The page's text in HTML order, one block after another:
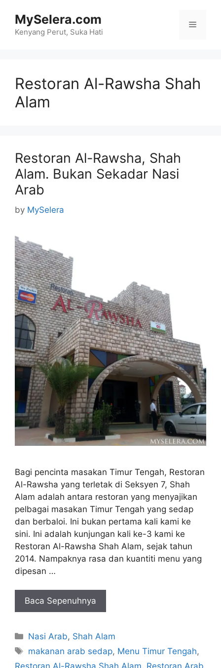
content
MySelera.com
Kenyang Perut, Suka Hati
Menu
Restoran Al-Rawsha Shah
Alam
Restoran Al-Rawsha, Shah
Alam. Bukan Sekadar Nasi
Arab
by MySelera
Bagi pencinta masakan Timur Tengah, Restoran
Al-Rawsha yang terletak di Seksyen 7, Shah
Alam adalah antara restoran yang menyajikan
pelbagai masakan Timur Tengah yang sedap
dan berbaloi. Ini bukan pertama kali kami ke
sini. Ini adalah kunjungan kali ke-3 kami ke
Restoran Al-Rawsha Shah Alam, sejak tahun
2014. Nampaknya rasa dan kuantiti menu yang
dipesan …
Baca Sepenuhnya
Categories
Nasi Arab, Shah Alam
Tags
makanan arab sedap, Menu Timur Tengah,